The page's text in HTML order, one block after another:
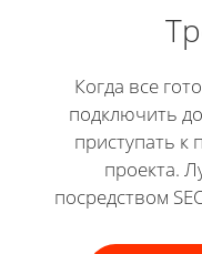
Когда все
подключить
приступать к
проекта.
посредством